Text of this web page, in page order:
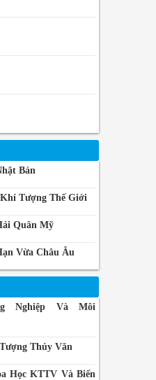
Bản
Tượng Thế Giới
Quân Mỹ
Vừa Châu Âu
Nghiệp Và Môi
Thủy Văn
Học KTTV Và Biến